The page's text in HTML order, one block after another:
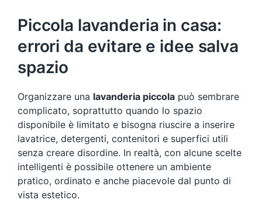
Piccola lavanderia in casa:
errori da evitare e idee salva
spazio
Organizzare una lavanderia piccola può sembrare
complicato, soprattutto quando lo spazio
disponibile è limitato e bisogna riuscire a inserire
lavatrice, detergenti, contenitori e superfici utili
senza creare disordine. In realtà, con alcune scelte
intelligenti è possibile ottenere un ambiente
pratico, ordinato e anche piacevole dal punto di
vista estetico.